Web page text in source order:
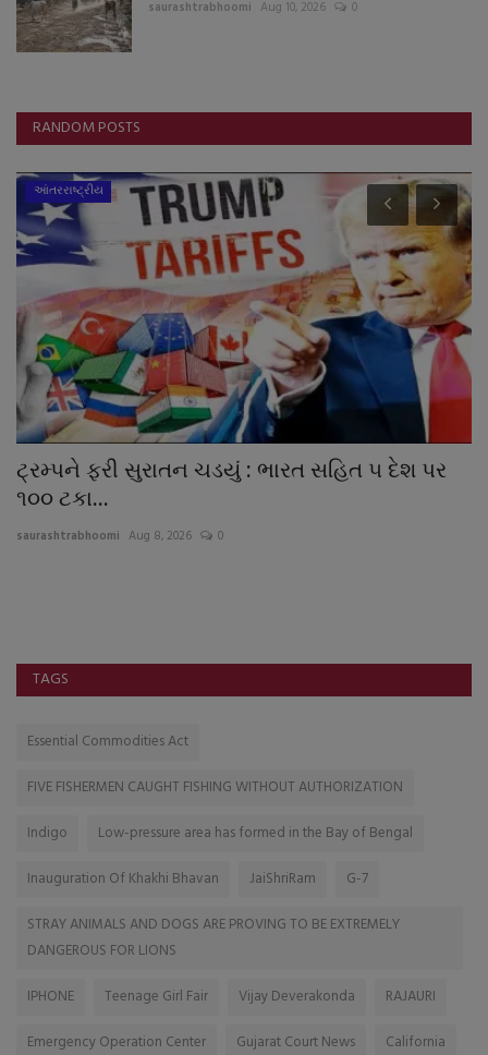
saurashtrabhoomi Aug 10, 2026 0
RANDOM POSTS
આંતરરાષ્ટ્રીય
ટ્રમ્પને ફરી સુરાતન ચડયું : ભારત સહિત ૫ દેશ પર
૧૦૦ ટકા...
saurashtrabhoomi Aug 8, 2026 0
TAGS
Essential Commodities Act
FIVE FISHERMEN CAUGHT FISHING WITHOUT AUTHORIZATION
Indigo
Low-pressure area has formed in the Bay of Bengal
Inauguration Of Khakhi Bhavan
JaiShriRam
G-7
STRAY ANIMALS AND DOGS ARE PROVING TO BE EXTREMELY
DANGEROUS FOR LIONS
IPHONE
Teenage Girl Fair Vijay Deverakonda
RAJAURI
Emergency Operation Center
Gujarat Court News California